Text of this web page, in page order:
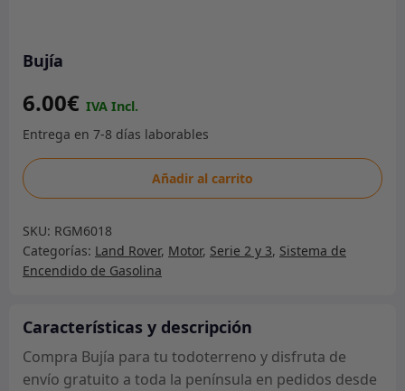
Bujía
6.00€
Bujía
cantidad
Añadir al carrito
SKU: RGM6018
Categorías: Land Rover, Motor, Serie 2 y 3, Sistema de
Encendido de Gasolina
Características y descripción
Compra Bujía para tu todoterreno y disfruta de
envío gratuito a toda la península en pedidos desde